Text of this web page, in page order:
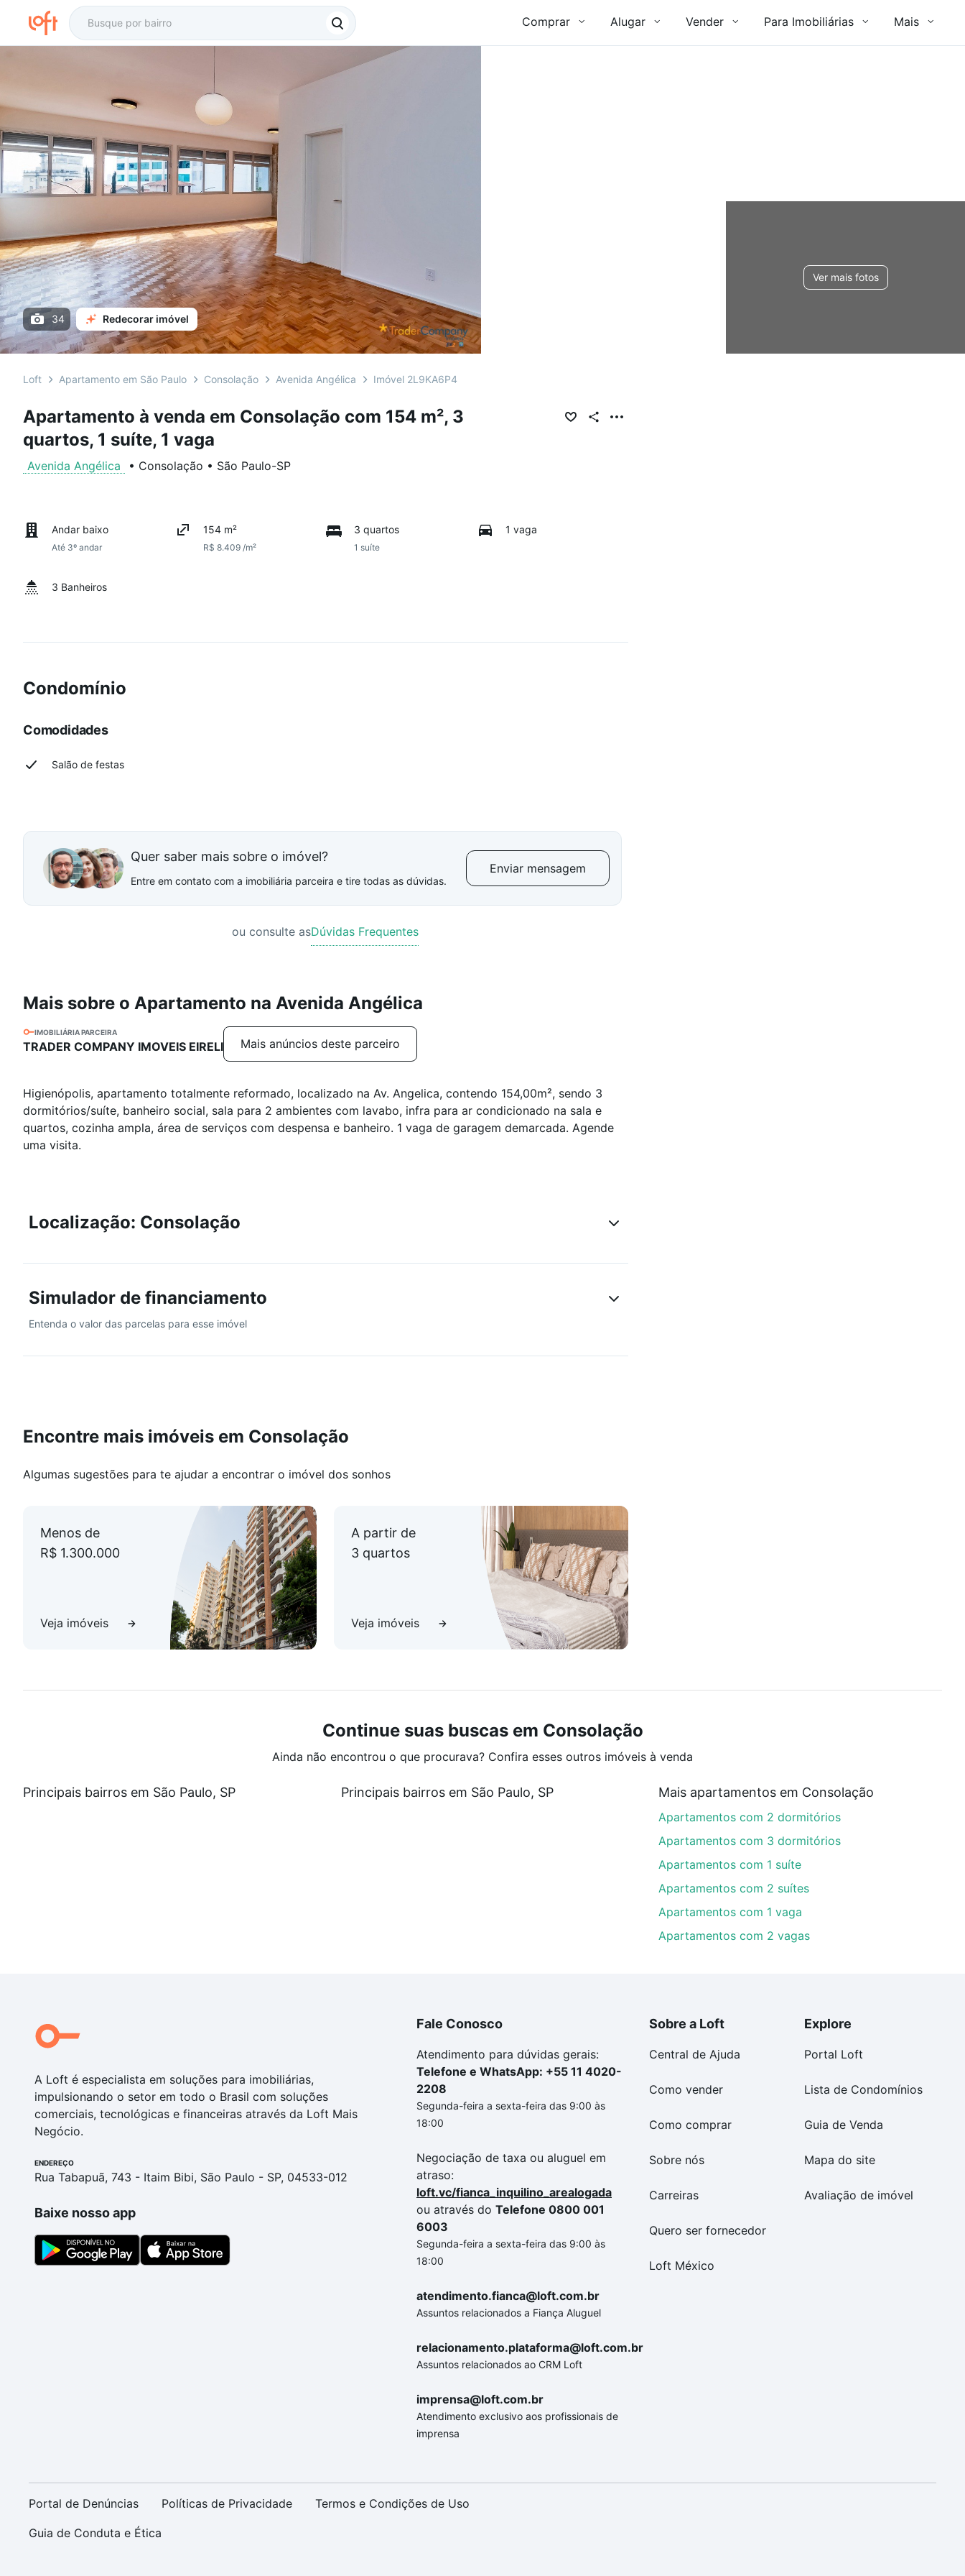
Comprar Alugar Vender Para Imobiliárias Mais
Ver mais fotos
34 Redecorar imóvel
Loft Apartamento em São Paulo Consolação Avenida Angélica Imóvel 2L9KA6P4
Apartamento à venda em Consolação com 154 m², 3
quartos, 1 suíte, 1 vaga
Avenida Angélica • Consolação • São Paulo-SP
Andar baixo
Até 3º andar
154 m²
R$ 8.409 /m²
3 quartos
1 suíte
1 vaga
3 Banheiros
Condomínio
Comodidades
Salão de festas
Quer saber mais sobre o imóvel?
Entre em contato com a imobiliária parceira e tire todas as dúvidas.
Enviar mensagem
ou consulte asDúvidas Frequentes
Mais sobre o Apartamento na Avenida Angélica
IMOBILIÁRIA PARCEIRA
TRADER COMPANY IMOVEIS EIRELI Mais anúncios deste parceiro
Higienópolis, apartamento totalmente reformado, localizado na Av. Angelica, contendo 154,00m², sendo 3
dormitórios/suíte, banheiro social, sala para 2 ambientes com lavabo, infra para ar condicionado na sala e
quartos, cozinha ampla, área de serviços com despensa e banheiro. 1 vaga de garagem demarcada. Agende
uma visita.
Localização: Consolação
Simulador de financiamento
Entenda o valor das parcelas para esse imóvel
Encontre mais imóveis em Consolação
Algumas sugestões para te ajudar a encontrar o imóvel dos sonhos
Menos de
R$ 1.300.000
Veja imóveis
A partir de
3 quartos
Veja imóveis
Continue suas buscas em Consolação
Ainda não encontrou o que procurava? Confira esses outros imóveis à venda
Principais bairros em São Paulo, SP Principais bairros em São Paulo, SP Mais apartamentos em Consolação
Apartamentos com 2 dormitórios
Apartamentos com 3 dormitórios
Apartamentos com 1 suíte
Apartamentos com 2 suítes
Apartamentos com 1 vaga
Apartamentos com 2 vagas
A Loft é especialista em soluções para imobiliárias,
impulsionando o setor em todo o Brasil com soluções
comerciais, tecnológicas e financeiras através da Loft Mais
Negócio.
ENDEREÇO
Rua Tabapuã, 743 - Itaim Bibi, São Paulo - SP, 04533-012
Baixe nosso app
Fale Conosco
Atendimento para dúvidas gerais:
Telefone e WhatsApp: +55 11 4020-
2208
Segunda-feira a sexta-feira das 9:00 às
18:00
Negociação de taxa ou aluguel em
atraso:
loft.vc/fianca_inquilino_arealogada
ou através do Telefone 0800 001
6003
Segunda-feira a sexta-feira das 9:00 às
18:00
atendimento.fianca@loft.com.br
Assuntos relacionados a Fiança Aluguel
relacionamento.plataforma@loft.com.br
Assuntos relacionados ao CRM Loft
imprensa@loft.com.br
Atendimento exclusivo aos profissionais de
imprensa
Sobre a Loft
Central de Ajuda
Como vender
Como comprar
Sobre nós
Carreiras
Quero ser fornecedor
Loft México
Explore
Portal Loft
Lista de Condomínios
Guia de Venda
Mapa do site
Avaliação de imóvel
Portal de Denúncias Políticas de Privacidade Termos e Condições de Uso
Guia de Conduta e Ética